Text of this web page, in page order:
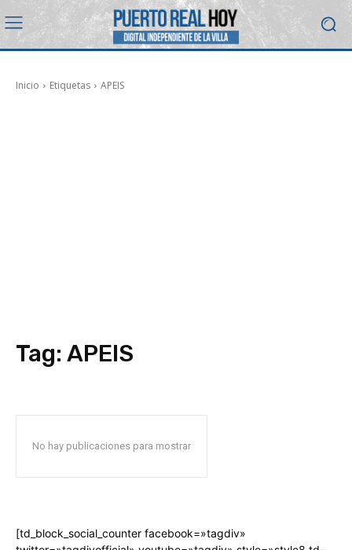
Inicio Etiquetas APEIS
Tag: APEIS
No hay publicaciones para mostrar
[td_block_social_counter facebook=»tagdiv»